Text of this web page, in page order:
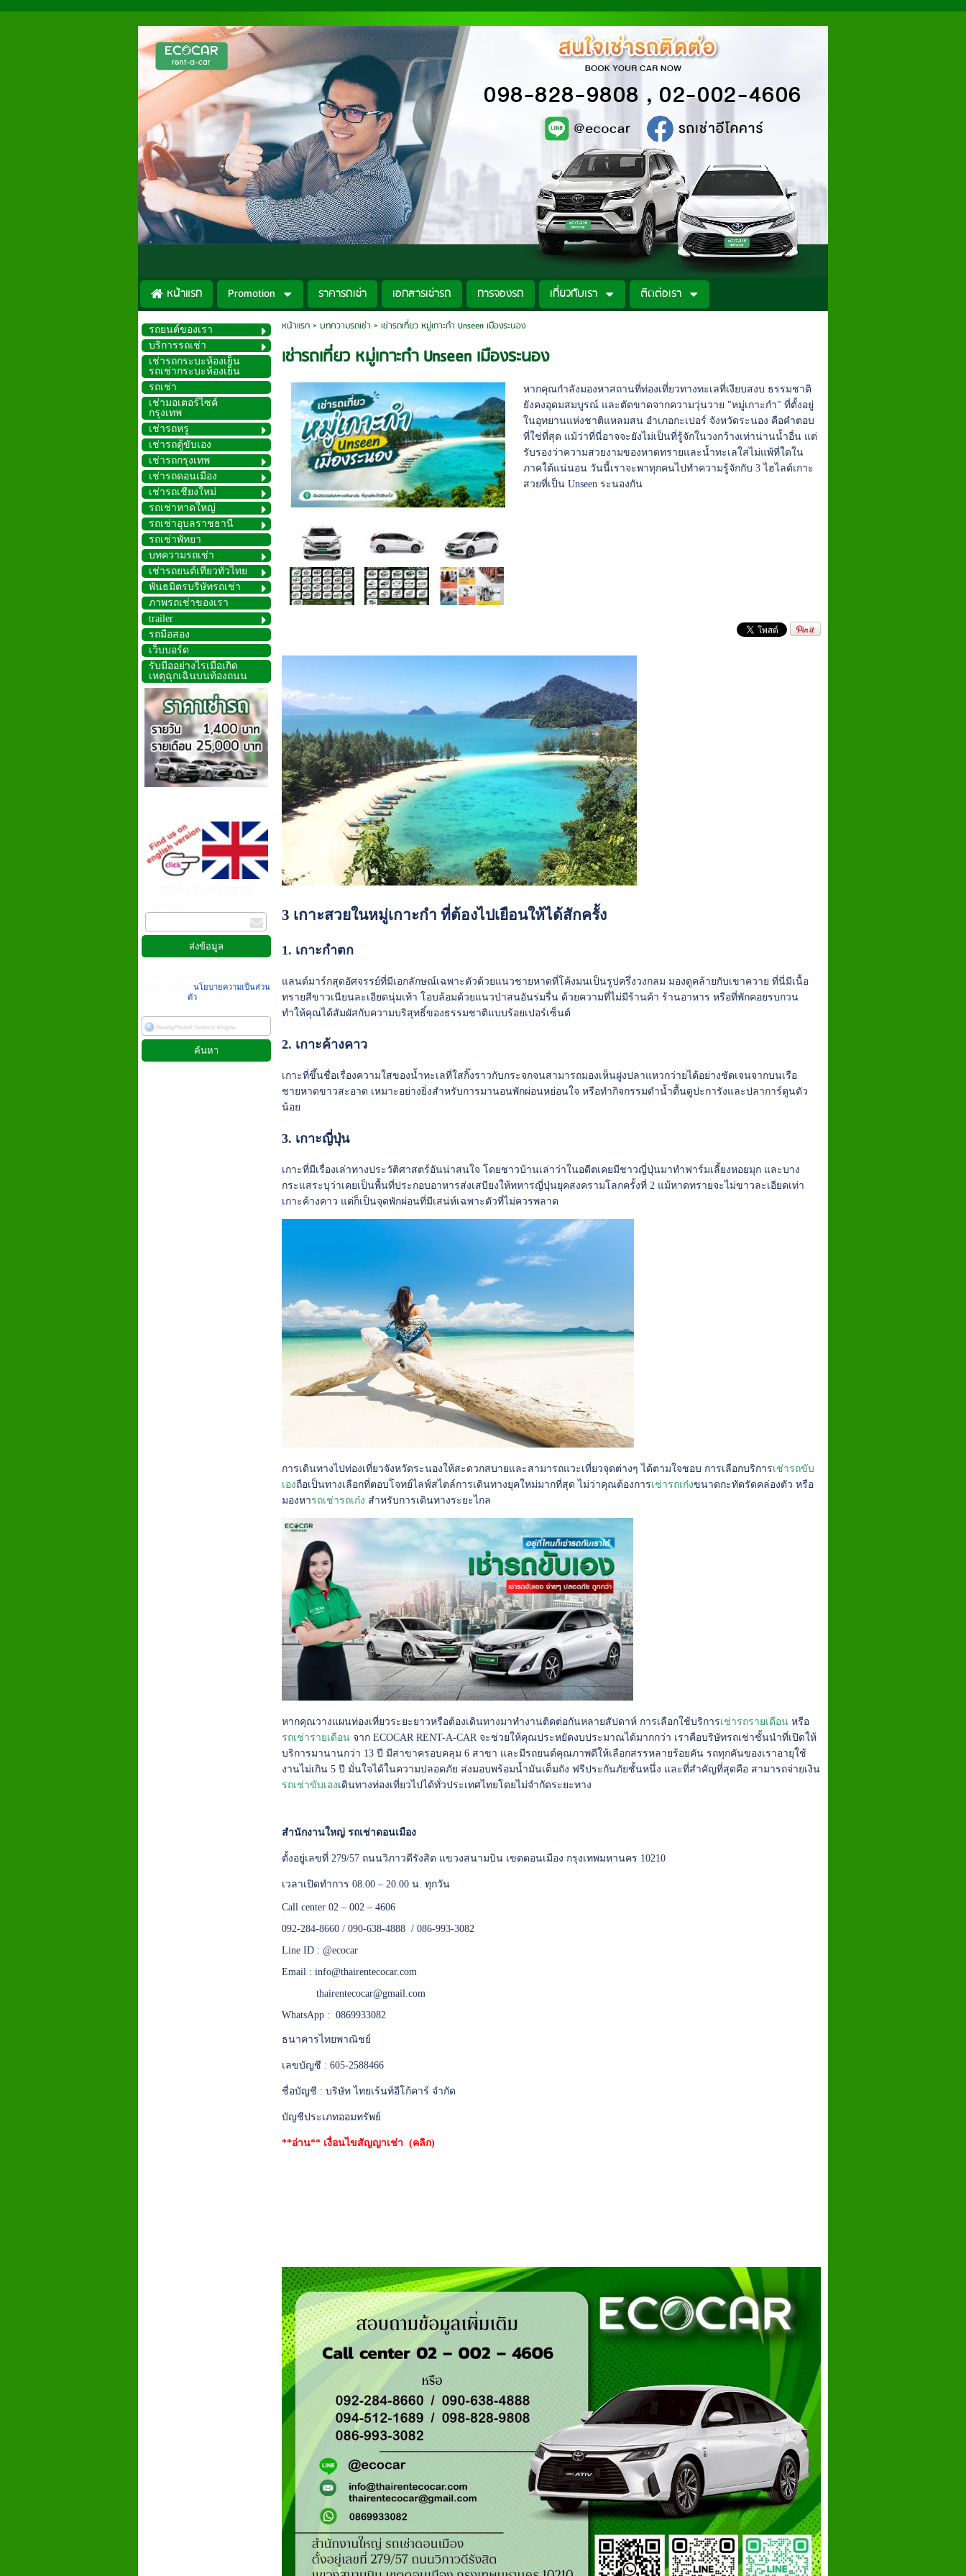
หน้าแรก Promotion ราคารถเช่า เอกสารเช่ารถ การจองรถ เกี่ยวกับเรา ติดต่อเรา
รถยนต์ของเรา
บริการรถเช่า
เช่ารถกระบะห้องเย็น
รถเช่ากระบะห้องเย็น
รถเช่า
เช่ามอเตอร์ไซค์
กรุงเทพ
เช่ารถหรู
เช่ารถตู้ขับเอง
เช่ารถกรุงเทพ
เช่ารถดอนเมือง
เช่ารถเชียงใหม่
รถเช่าหาดใหญ่
รถเช่าอุบลราชธานี
รถเช่าพัทยา
บทความรถเช่า
เช่ารถยนต์เที่ยวทั่วไทย
พันธมิตรบริษัทรถเช่า
ภาพรถเช่าของเรา
trailer
รถมือสอง
เว็บบอร์ด
รับมืออย่างไรเมื่อเกิด
เหตุฉุกเฉินบนท้องถนน
นโยบายความเป็นส่วน
ตัว
หน้าแรก> บทความรถเช่า > เช่ารถเที่ยว หมู่เกาะกำ Unseen เมืองระนอง
เช่ารถเที่ยว หมู่เกาะกำ Unseen เมืองระนอง
หากคุณกำลังมองหาสถานที่ท่องเที่ยวทางทะเลที่เงียบสงบ ธรรมชาติ
ยังคงอุดมสมบูรณ์ และตัดขาดจากความวุ่นวาย "หมู่เกาะกำ" ที่ตั้งอยู่
ในอุทยานแห่งชาติแหลมสน อำเภอกะเปอร์ จังหวัดระนอง คือคำตอบ
ที่ใช่ที่สุด แม้ว่าที่นี่อาจจะยังไม่เป็นที่รู้จักในวงกว้างเท่าน่านน้ำอื่น แต่
รับรองว่าความสวยงามของหาดทรายและน้ำทะเลใสไม่แพ้ที่ใดใน
ภาคใต้แน่นอน วันนี้เราจะพาทุกคนไปทำความรู้จักกับ 3 ไฮไลต์เกาะ
สวยที่เป็น Unseen ระนองกัน
3 เกาะสวยในหมู่เกาะกำ ที่ต้องไปเยือนให้ได้สักครั้ง
1. เกาะกำตก
แลนด์มาร์กสุดอัศจรรย์ที่มีเอกลักษณ์เฉพาะตัวด้วยแนวชายหาดที่โค้งมนเป็นรูปครึ่งวงกลม มองดูคล้ายกับเขาควาย ที่นี่มีเนื้อ
ทรายสีขาวเนียนละเอียดนุ่มเท้า โอบล้อมด้วยแนวป่าสนอันร่มรื่น ด้วยความที่ไม่มีร้านค้า ร้านอาหาร หรือที่พักคอยรบกวน
ทำให้คุณได้สัมผัสกับความบริสุทธิ์ของธรรมชาติแบบร้อยเปอร์เซ็นต์
2. เกาะค้างคาว
เกาะที่ขึ้นชื่อเรื่องความใสของน้ำทะเลที่ใสกิ๊งราวกับกระจกจนสามารถมองเห็นฝูงปลาแหวกว่ายได้อย่างชัดเจนจากบนเรือ
ชายหาดขาวสะอาด เหมาะอย่างยิ่งสำหรับการมานอนพักผ่อนหย่อนใจ หรือทำกิจกรรมดำน้ำตื้นดูปะการังและปลาการ์ตูนตัว
น้อย
3. เกาะญี่ปุ่น
เกาะที่มีเรื่องเล่าทางประวัติศาสตร์อันน่าสนใจ โดยชาวบ้านเล่าว่าในอดีตเคยมีชาวญี่ปุ่นมาทำฟาร์มเลี้ยงหอยมุก และบาง
กระแสระบุว่าเคยเป็นพื้นที่ประกอบอาหารส่งเสบียงให้ทหารญี่ปุ่นยุคสงครามโลกครั้งที่ 2 แม้หาดทรายจะไม่ขาวละเอียดเท่า
เกาะค้างคาว แต่ก็เป็นจุดพักผ่อนที่มีเสน่ห์เฉพาะตัวที่ไม่ควรพลาด
การเดินทางไปท่องเที่ยวจังหวัดระนองให้สะดวกสบายและสามารถแวะเที่ยวจุดต่างๆ ได้ตามใจชอบ การเลือกบริการเช่ารถขับ
เองถือเป็นทางเลือกที่ตอบโจทย์ไลฟ์สไตล์การเดินทางยุคใหม่มากที่สุด ไม่ว่าคุณต้องการเช่ารถเก๋งขนาดกะทัดรัดคล่องตัว หรือ
มองหารถเช่ารถเก๋ง สำหรับการเดินทางระยะไกล
หากคุณวางแผนท่องเที่ยวระยะยาวหรือต้องเดินทางมาทำงานติดต่อกันหลายสัปดาห์ การเลือกใช้บริการเช่ารถรายเดือน หรือ
รถเช่ารายเดือน จาก ECOCAR RENT-A-CAR จะช่วยให้คุณประหยัดงบประมาณได้มากกว่า เราคือบริษัทรถเช่าชั้นนำที่เปิดให้
บริการมานานกว่า 13 ปี มีสาขาครอบคลุม 6 สาขา และมีรถยนต์คุณภาพดีให้เลือกสรรหลายร้อยคัน รถทุกคันของเราอายุใช้
งานไม่เกิน 5 ปี มั่นใจได้ในความปลอดภัย ส่งมอบพร้อมน้ำมันเต็มถัง ฟรีประกันภัยชั้นหนึ่ง และที่สำคัญที่สุดคือ สามารถจ่ายเงิน
รถเช่าขับเองเดินทางท่องเที่ยวไปได้ทั่วประเทศไทยโดยไม่จำกัดระยะทาง
สำนักงานใหญ่ รถเช่าดอนเมือง
ตั้งอยู่เลขที่ 279/57 ถนนวิภาวดีรังสิต แขวงสนามบิน เขตดอนเมือง กรุงเทพมหานคร 10210
เวลาเปิดทำการ 08.00 – 20.00 น. ทุกวัน
Call center 02 – 002 – 4606
092-284-8660 / 090-638-4888 / 086-993-3082
Line ID :@ecocar
Email :info@thairentecocar.com
thairentecocar@gmail.com
WhatsApp : 0869933082
ธนาคารไทยพาณิชย์
เลขบัญชี : 605-2588466
ชื่อบัญชี : บริษัท ไทยเร้นท์อีโก้คาร์ จำกัด
บัญชีประเภทออมทรัพย์
**อ่าน** เงื่อนไขสัญญาเช่า (คลิก)